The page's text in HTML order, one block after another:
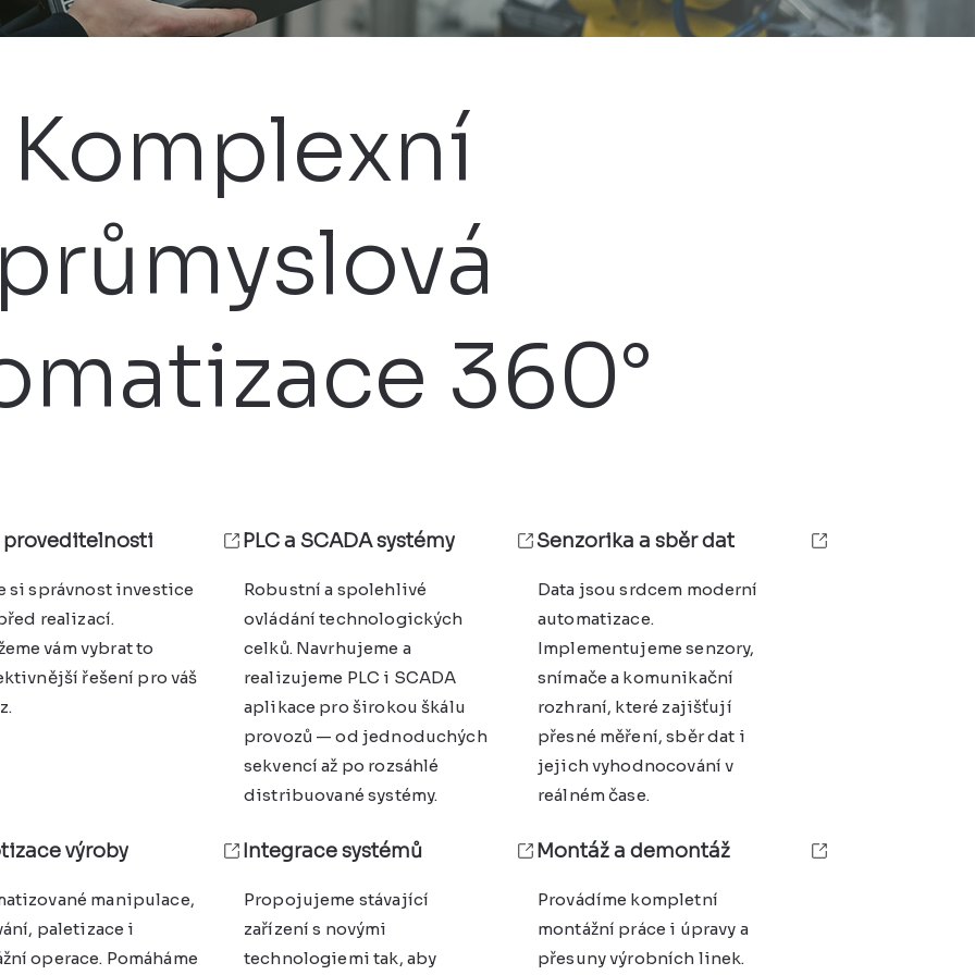
Komplexní
360°
proveditelnosti
si správnost investice
realizací.
vám vybrat to
řešení pro váš
PLC a SCADA systémy
Robustní a spolehlivé
ovládání technologických
celků. Navrhujeme a
realizujeme PLC i SCADA
aplikace pro širokou škálu
provozů — od jednoduchých
sekvencí až po rozsáhlé
distribuované systémy.
Senzorika a sběr dat
Data jsou srdcem moderní
automatizace.
Implementujeme senzory,
snímače a komunikační
rozhraní, které zajišťují
přesné měření, sběr dat i
jejich vyhodnocování v
reálném čase.
výroby
manipulace,
paletizace i
operace. Pomáháme
Integrace systémů
Propojujeme stávající
zařízení s novými
technologiemi tak, aby
Montáž a demontáž
Provádíme kompletní
montážní práce i úpravy a
přesuny výrobních linek.